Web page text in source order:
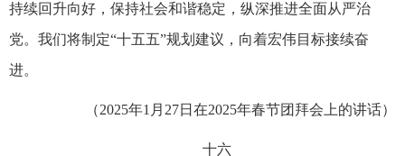
持续回升向好，保持社会和谐稳定，纵深推进全面从严治
党。我们将制定“十五五”规划建议，向着宏伟目标接续奋
进。
（2025年1月27日在2025年春节团拜会上的讲话）
十六